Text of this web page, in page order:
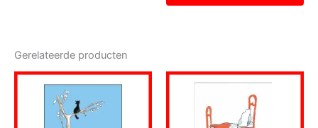
Gerelateerde producten